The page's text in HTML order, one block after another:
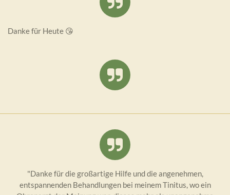
Danke für Heute 😘
"Danke für die großartige Hilfe und die angenehmen,
entspannenden Behandlungen bei meinem Tinitus, wo ein